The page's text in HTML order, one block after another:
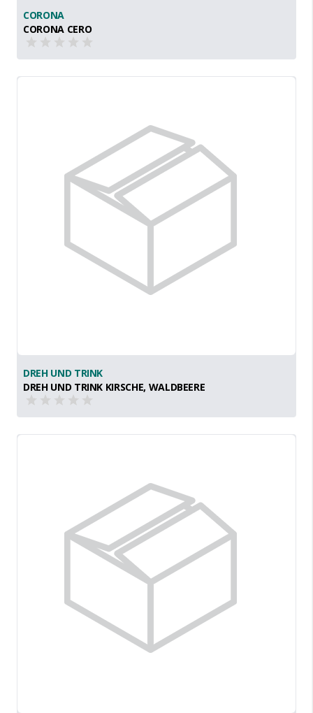
CORONA
CORONA CERO
DREH UND TRINK
DREH UND TRINK KIRSCHE, WALDBEERE